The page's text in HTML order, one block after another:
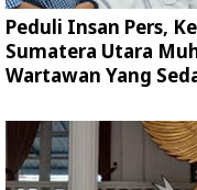
Peduli Insan Pers,
Sumatera Utara
Wartawan Yang